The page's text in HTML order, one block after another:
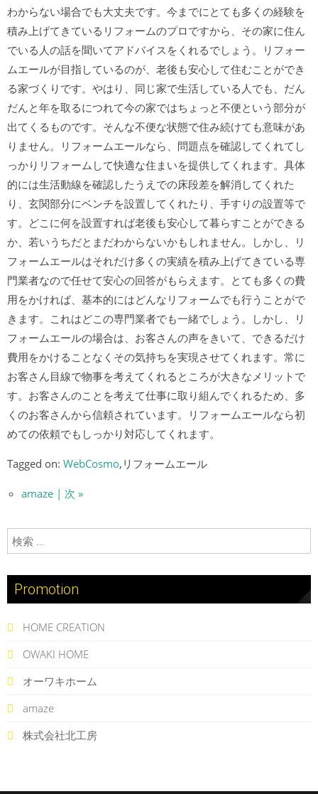
わからない場合でも大丈夫です。今までにとても多くの経験を
積み上げてきているリフォームのプロですから、その家に住ん
でいる人の話を聞いてアドバイスをくれるでしょう。リフォー
ムエールが目指しているのが、老後も安心して住むことができ
る家づくりです。やはり、同じ家で生活している人でも、だん
だんと年を取るにつれて今の家ではちょっと不便という部分が
出てくるものです。そんな不便な状態で住み続けても意味があ
りません。リフォームエールなら、問題点を確認してくれてし
っかりリフォームして快適な住まいを提供してくれます。具体
的には生活動線を確認したうえでの床段差を解消してくれた
り、玄関部分にベンチを設置してくれたり、手すりの設置等で
す。どこに何を設置すれば老後も安心して暮らすことができる
か、若いうちだとまだわからないかもしれません。しかし、リ
フォームエールはそれだけ多くの実績を積み上げてきている専
門業者なので任せて安心の回答がもらえます。とても多くの費
用をかければ、基本的にはどんなリフォームでも行うことがで
きます。これはどこの専門業者でも一緒でしょう。しかし、リ
フォームエールの場合は、お客さんの声をきいて、できるだけ
費用をかけることなくその気持ちを実現させてくれます。常に
お客さん目線で物事を考えてくれるところが大きなメリットで
す。お客さんのことを考えて仕事に取り組んでくれるため、多
くのお客さんから信頼されています。リフォームエールなら初
めての依頼でもしっかり対応してくれます。
Tagged on: WebCosmo,リフォームエール
amaze | 次 »
検索:
Promotion
HOME CREATION
OWAKI HOME
オーワキホーム
amaze
株式会社北工房